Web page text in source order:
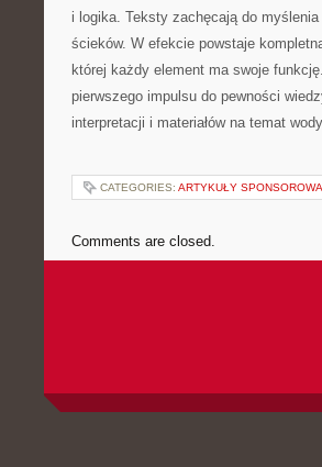
i logika. Teksty zachęcają do
ścieków. W efekcie powstaje
której każdy element ma swoje
pierwszego impulsu do pewności
interpretacji i materiałów na temat
CATEGORIES: ARTYKUŁY
Comments are closed.